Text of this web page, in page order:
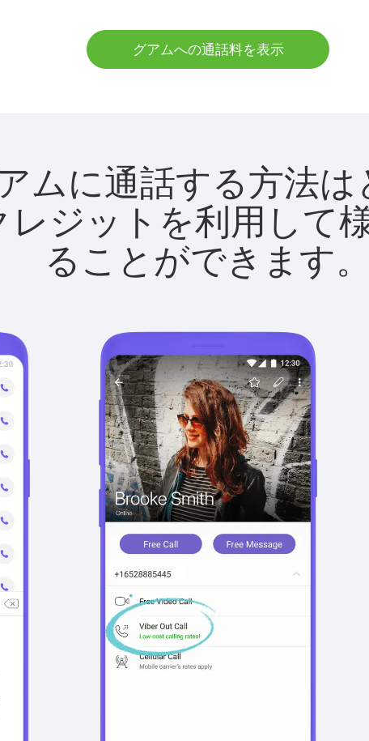
グアムへの通話料を表示
ムに通話する方法は
ジットを利用して
ることができます。